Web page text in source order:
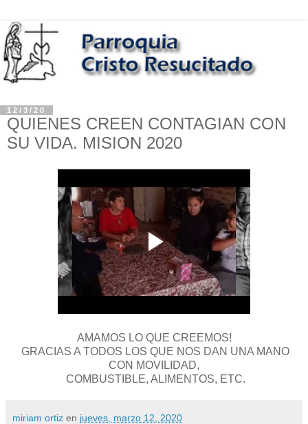
12/3/20
QUIENES CREEN CONTAGIAN CON
SU VIDA. MISION 2020
AMAMOS LO QUE CREEMOS!
GRACIAS A TODOS LOS QUE NOS DAN UNA MANO
CON MOVILIDAD,
COMBUSTIBLE, ALIMENTOS, ETC.
miriam ortiz en jueves, marzo 12, 2020